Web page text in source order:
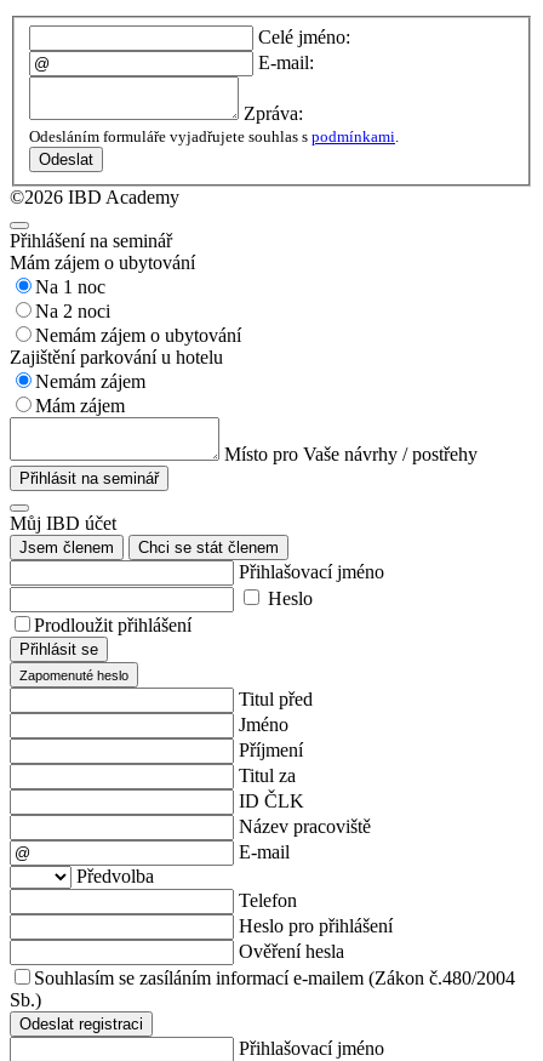
Celé jméno:
E-mail:
Zpráva:
Odesláním formuláře vyjadřujete souhlas s podmínkami
Odeslat
©2026 IBD Academy
Přihlášení na seminář
Mám zájem o ubytování
Na 1 noc
Na 2 noci
Nemám zájem o ubytování
Zajištění parkování u hotelu
Nemám zájem
Mám zájem
Místo pro Vaše návrhy / postřehy
Přihlásit na seminář
Můj IBD účet
Jsem členem Chci se stát členem
Přihlašovací jméno
Heslo
Prodloužit přihlášení
Přihlásit se
Zapomenuté heslo
Titul před
Jméno
Příjmení
Titul za
ID ČLK
Název pracoviště
E-mail
Předvolba
Telefon
Heslo pro přihlášení
Ověření hesla
Souhlasím se zasíláním informací e-mailem (Zákon č.480/2004
Sb.)
Odeslat registraci
Přihlašovací jméno